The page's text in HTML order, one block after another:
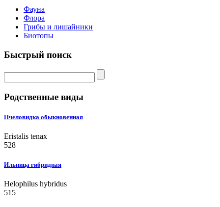
Фауна
Флора
Грибы и лишайники
Биотопы
Быстрый поиск
Родственные виды
Пчеловидка обыкновенная
Eristalis tenax
528
Ильница гибридная
Helophilus hybridus
515